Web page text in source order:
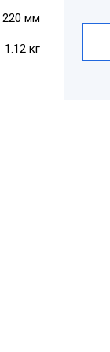
220 мм
1.12 кг